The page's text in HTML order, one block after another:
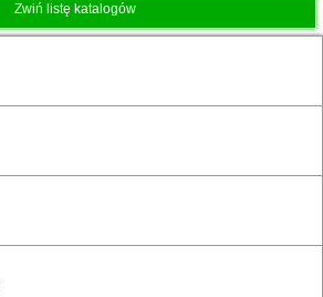
Zwiń listę katalogów